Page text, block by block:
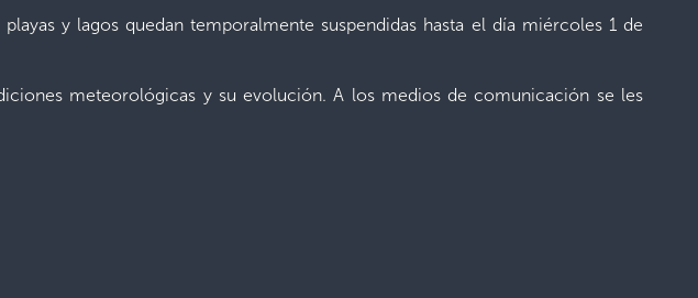
y lagos quedan temporalmente suspendidas hasta el día miércoles 1 de
meteorológicas y su evolución. A los medios de comunicación se les